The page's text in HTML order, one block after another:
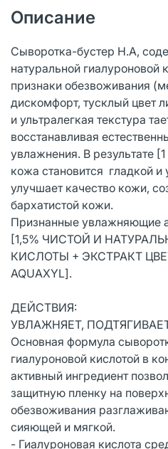
Описание
Сыворотка-бустер H.A,
натуральной гиалуроновой
признаки обезвоживания
дискомфорт, тусклый цвет
и ультралегкая текстура
восстанавливая
увлажнения. В результате
кожа становится гладкой
улучшает качество кожи,
бархатистой кожи.
Признанные увлажняющие
[1,5% ЧИСТОЙ И
КИСЛОТЫ + ЭКСТРАКТ
AQUAXYL].
ДЕЙСТВИЯ:
УВЛАЖНЯЕТ,
Основная формула
гиалуроновой кислотой в
активный ингредиент
защитную пленку на
обезвоживания
сияющей и мягкой.
- Гиалуроновая кислота